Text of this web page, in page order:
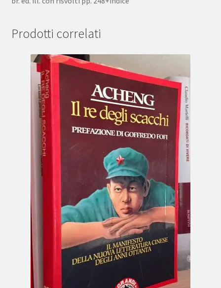
Prodotti correlati